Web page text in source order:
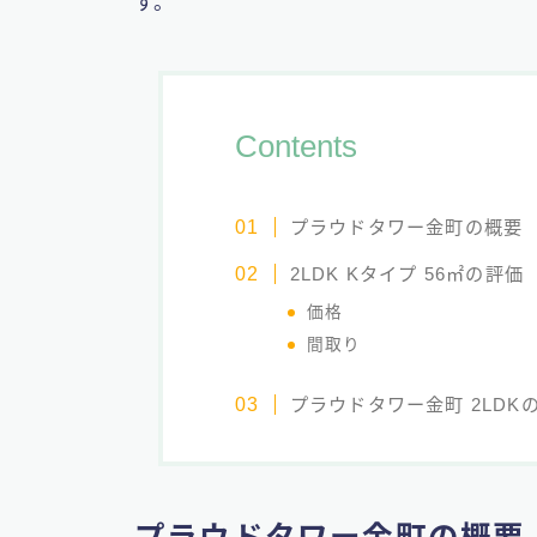
Contents
プラウドタワー金町の概要
2LDK Kタイプ 56㎡の評価
価格
間取り
プラウドタワー金町 2LDK